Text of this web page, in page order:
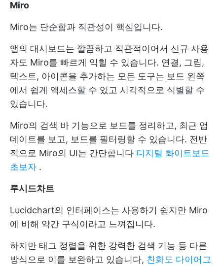
Miro
Miro는 단순함과 직관성이 핵심입니다.
앱의 대시보드는 깔끔하고 직관적이어서 신규 사용
자도 Miro를 빠르게 익힐 수 있습니다. 연결, 그림,
텍스트, 아이콘을 추가하는 모든 도구는 보드 왼쪽
에서 쉽게 액세스할 수 있고 시각적으로 식별할 수
있습니다.
Miro의 검색 바 기능으로 보드를 정리하고, 최근 업
데이트를 보고, 보드를 필터링할 수 있습니다. 전반
적으로 Miro의 UI는 간단합니다 디지털 화이트보드
초보자 .
루시드차트
Lucidchart의 인터페이스는 사용하기 쉽지만 Miro
에 비해 약간 구식이라고 느껴집니다.
하지만 태그 정렬을 위한 강력한 검색 기능 등 다른
방식으로 이를 보완하고 있습니다, 친화도 다이어그